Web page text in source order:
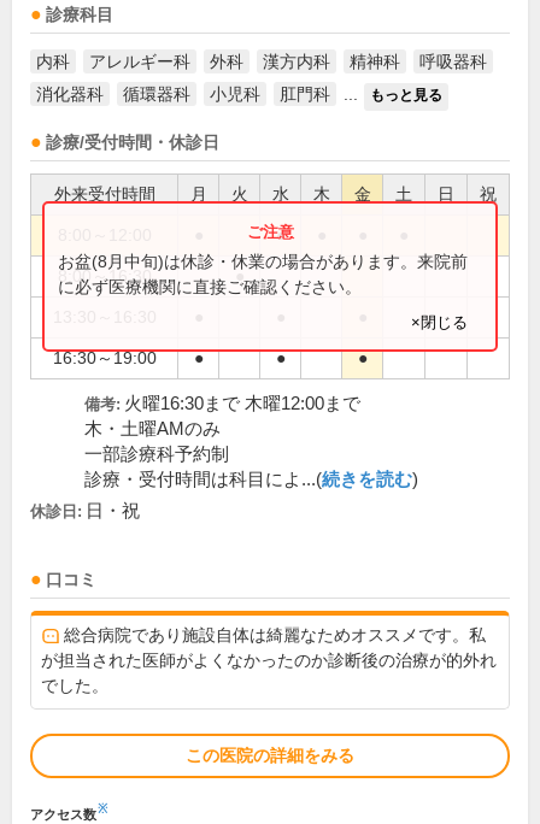
診療科目
内科 アレルギー科 外科 漢方内科 精神科
呼吸器科
消化器科
循環器科 小児科 肛門科 もっと見る
診療/受付時間・休診日
外来受付時間 月 火 水 木 金 土 日 祝
●
8:00～16:30 ●
16:30～19:00 ● ● ●
お盆(8月中旬)は休診・休業の場合があります。来院前
に必ず医療機関に直接ご確認ください。
×閉じる
備考: 火曜16:30まで 木曜12:00まで
木・土曜AMのみ
一部診療科予約制
診療・受付時間は科目によ...(続きを読む)
休診日: 日・祝
口コミ
総合病院であり施設自体は綺麗なためオススメです。私
が担当された医師がよくなかったのか診断後の治療が的外れ
でした。
この医院の詳細をみる
アクセス数※